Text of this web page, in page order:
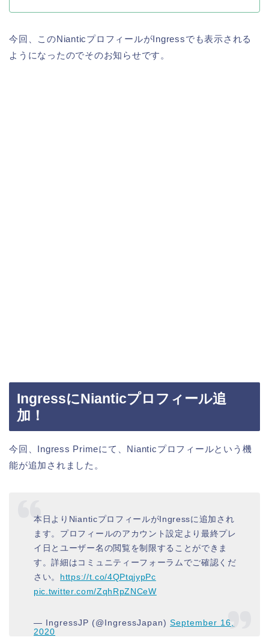
今回、このNianticプロフィールがIngressでも表示される
ようになったのでそのお知らせです。
IngressにNianticプロフィール追
加！
今回、Ingress Primeにて、Nianticプロフィールという機
能が追加されました。
本日よりNianticプロフィールがIngressに追加され
ます。プロフィールのアカウント設定より最終プレ
イ日とユーザー名の閲覧を制限することができま
す。詳細はコミュニティーフォーラムでご確認くだ
さい。
https://t.co/4QPtqjypPc
pic.twitter.com/ZqhRpZNCeW
— IngressJP (@IngressJapan)September 16,
2020